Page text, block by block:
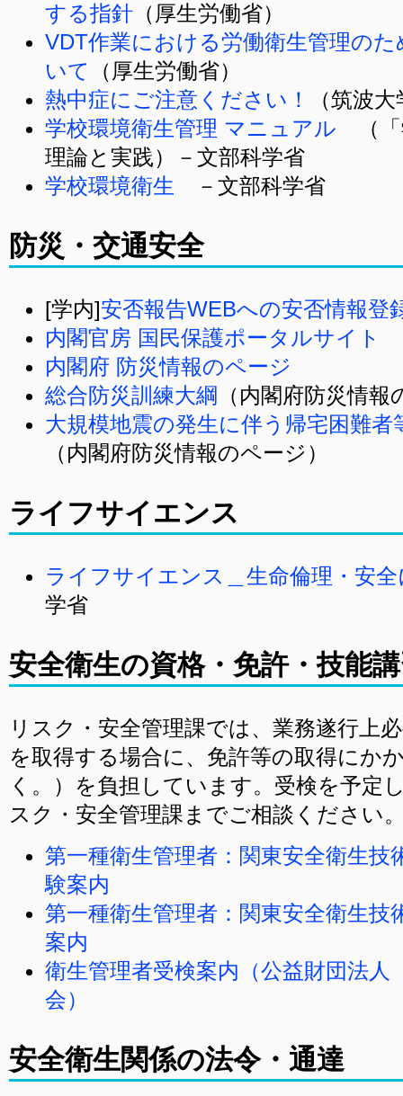
する指針 （厚生労働省）
VDT作業における労働衛生管理の
いて
（厚生労働省）
熱中症にご注意ください！
（筑波
学校環境衛生管理 マニュアル （「
理論と実践）－文部科学省
学校環境衛生 －文部科学省
防災・交通安全
[学内]安否報告WEBへの安否情報登
内閣官房 国民保護ポータルサイト
内閣府 防災情報のページ
総合防災訓練大綱
（内閣府防災情
大規模地震の発生に伴う帰宅困難
（内閣府防災情報のページ）
ライフサイエンス
ライフサイエンス＿生命倫理・安
学省
安全衛生の資格・免許・技能
リスク・安全管理課では、業務遂行上
を取得する場合に、免許等の取得にか
く。）を負担しています。受検を予定
スク・安全管理課までご相談ください
第一種衛生管理者：関東安全衛生技
験案内
第一種衛生管理者：関東安全衛生技
案内
衛生管理者受検案内（公益財団法
会）
安全衛生関係の法令・通達